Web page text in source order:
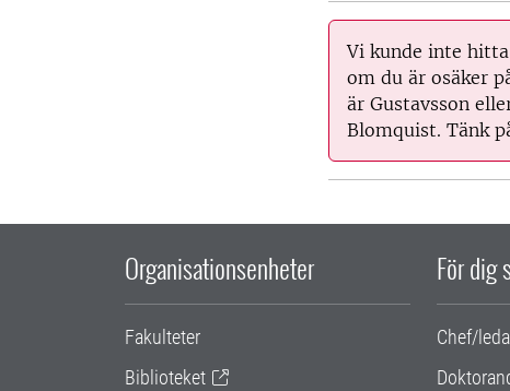
Vi kunde inte
om du är osäker
är Gustavsson
Blomquist. Tänk
Organisationsenheter
Fakulteter
Biblioteket
För dig
Chef/